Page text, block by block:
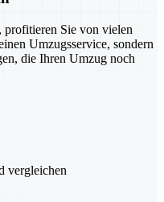
profitieren Sie von vielen
Umzugsservice, sondern
die Ihren Umzug noch
vergleichen